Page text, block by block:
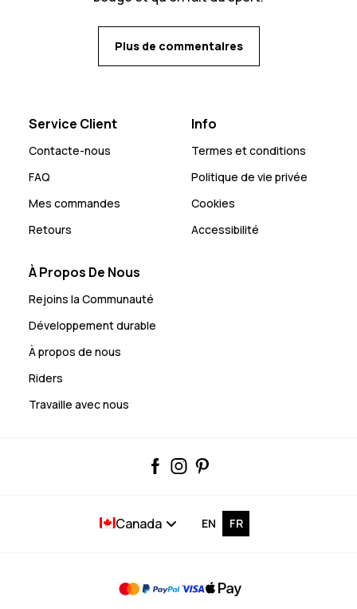
Plus de commentaires
Service Client
Contacte-nous
FAQ
Mes commandes
Retours
Info
Termes et conditions
Politique de vie privée
Cookies
Accessibilité
À Propos De Nous
Rejoins la Communauté
Développement durable
À propos de nous
Riders
Travaille avec nous
EN FR
Canada